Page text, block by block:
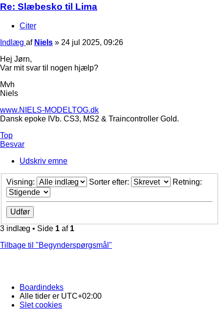
Re: Slæbesko til Lima
Citer
Indlæg af Niels » 24 jul 2025, 09:26
Hej Jørn,
Var mit svar til nogen hjælp?
Mvh
Niels
www.NIELS-MODELTOG.dk
Dansk epoke IVb. CS3, MS2 & Traincontroller Gold.
Top
Besvar
Udskriv emne
Visning: Sorter efter: Retning:
3 indlæg • Side 1 af 1
Tilbage til "Begynderspørgsmål"
Boardindeks
Alle tider er UTC+02:00
Slet cookies